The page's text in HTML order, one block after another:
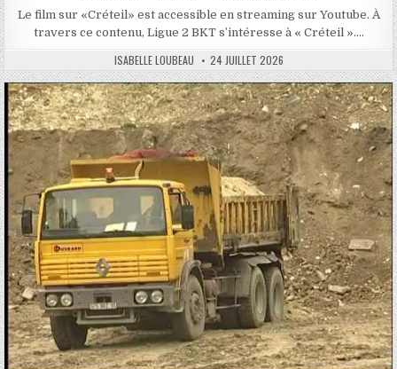
Le film sur «Créteil» est accessible en streaming sur Youtube. À
travers ce contenu, Ligue 2 BKT s’intéresse à « Créteil »….
AUTHOR:
ISABELLE LOUBEAU PUBLISHED
DATE:
24 JUILLET 2026